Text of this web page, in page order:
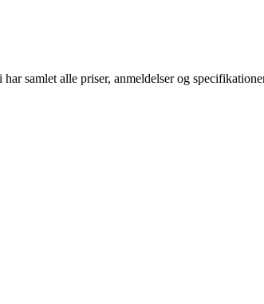
samlet alle priser, anmeldelser og